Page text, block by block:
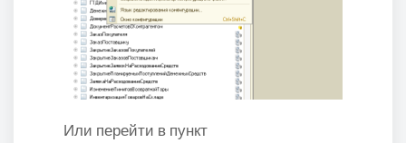
Или перейти в пункт